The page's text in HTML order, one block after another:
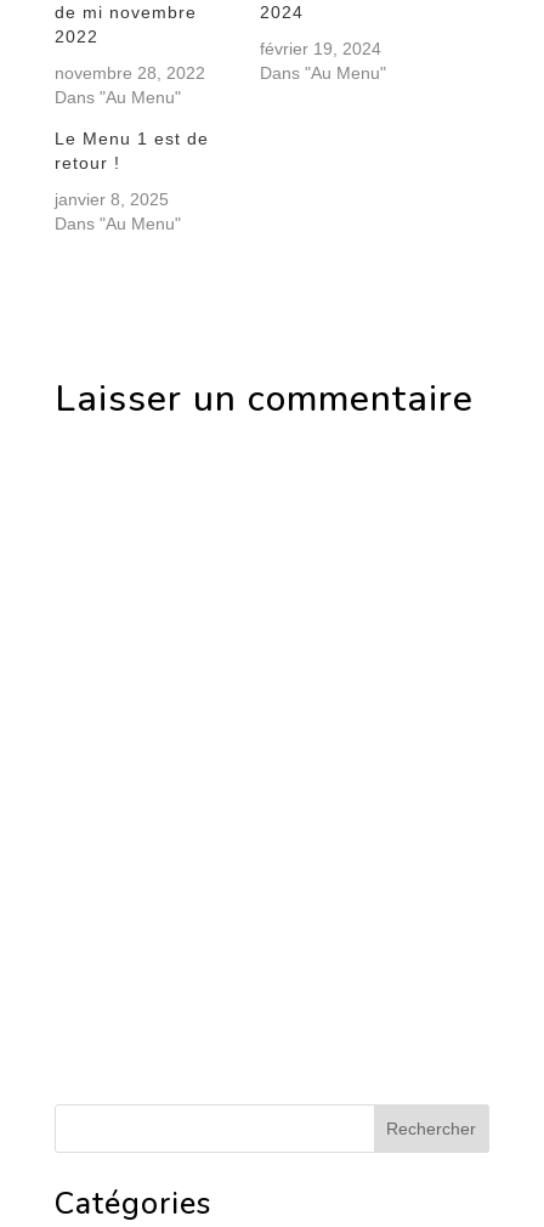
de mi novembre
2022
novembre 28, 2022
Dans "Au Menu"
2024
février 19, 2024
Dans "Au Menu"
Le Menu 1 est de
retour !
janvier 8, 2025
Dans "Au Menu"
Laisser un commentaire
Catégories